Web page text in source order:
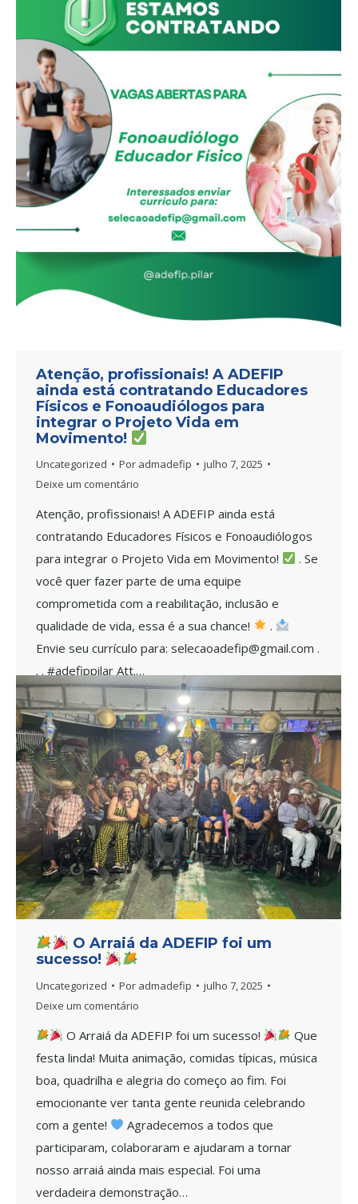
Atenção, profissionais! A ADEFIP
ainda está contratando Educadores
Físicos e Fonoaudiólogos para
integrar o Projeto Vida em
Movimento!
Uncategorized Por admadefip
julho 7, 2025
Deixe um comentário
Atenção, profissionais! A ADEFIP ainda está
contratando Educadores Físicos e Fonoaudiólogos
para integrar o Projeto Vida em Movimento!
. Se
você quer fazer parte de uma equipe
comprometida com a reabilitação, inclusão e
qualidade de vida, essa é a sua chance!
.
Envie seu currículo para: selecaoadefip@gmail.com .
. . #adefippilar Att.…
O Arraiá da ADEFIP foi um
sucesso!
Uncategorized Por admadefip
julho 7, 2025
Deixe um comentário
O Arraiá da ADEFIP foi um sucesso!
Que
festa linda! Muita animação, comidas típicas, música
boa, quadrilha e alegria do começo ao fim. Foi
emocionante ver tanta gente reunida celebrando
com a gente!
Agradecemos a todos que
participaram, colaboraram e ajudaram a tornar
nosso arraiá ainda mais especial. Foi uma
verdadeira demonstração…